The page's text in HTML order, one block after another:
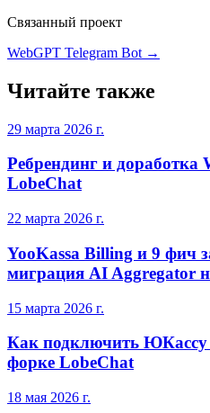
Связанный проект
WebGPT Telegram Bot →
Читайте также
29 марта 2026 г.
Ребрендинг и доработка
LobeChat
22 марта 2026 г.
YooKassa Billing и 9 фич
миграция AI Aggregator
15 марта 2026 г.
Как подключить ЮКассу
форке LobeChat
18 мая 2026 г.